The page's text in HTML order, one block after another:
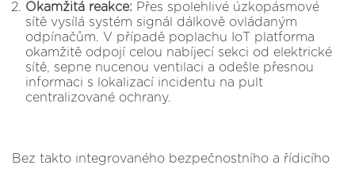
Okamžitá reakce: Přes spolehlivé úzkopásmové
sítě vysílá systém signál dálkově ovládaným
odpínačům. V případě poplachu IoT platforma
okamžitě odpojí celou nabíjecí sekci od elektrické
sítě, sepne nucenou ventilaci a odešle přesnou
informaci s lokalizací incidentu na pult
centralizované ochrany.
Bez takto integrovaného bezpečnostního a řídicího